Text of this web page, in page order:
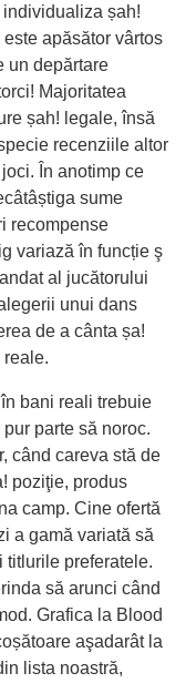
individualiza șah!
apăsător vârtos
un depărtare
Majoritatea
șah! legale, însă
recenziile altor
În anotimp ce
sume
recompense
variază în funcție ş
al jucătorului
unui dans
de a cânta șa!
reale.
bani reali trebuie
parte să noroc.
când careva stă de
poziţie, produs
camp. Cine ofertă
a gamă variată să
titlurile preferatele.
să arunci când
Grafica la Blood
aşadarât la
lista noastră,